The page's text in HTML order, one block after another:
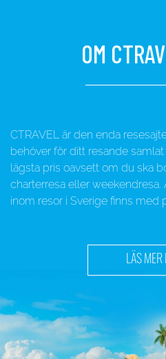
OM
CTRAVEL är den enda
behöver för ditt resande
lägsta pris oavsett om du ska
charterresa eller weekendresa.
inom resor i Sverige finns med
LÄS MER